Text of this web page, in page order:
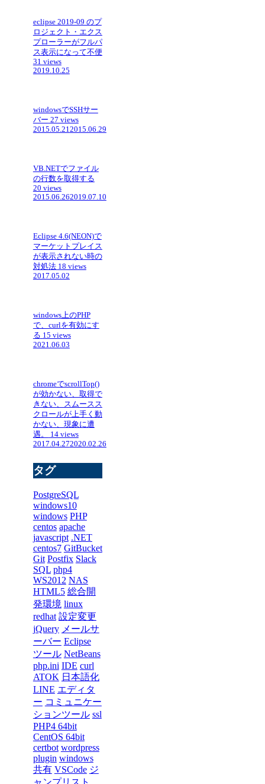
eclipse 2019-09 のプ
ロジェクト・エクス
プローラーがフルパ
ス表示になって不便
31 views
2019.10.25
windowsでSSHサー
バー 27 views
2015.05.212015.06.29
VB.NETでファイル
の行数を取得する
20 views
2015.06.262019.07.10
Eclipse 4.6(NEON)で
マーケットプレイス
が表示されない時の
対処法 18 views
2017.05.02
windows上のPHP
で、curlを有効にす
る 15 views
2021.06.03
chromeでscrollTop()
が効かない、取得で
きない、スムースス
クロールが上手く動
かない、現象に遭
遇。
14 views
2017.04.272020.02.26
タグ
PostgreSQL
windows10
windows PHP
centos apache
javascript .NET
centos7 GitBucket
Git Postfix Slack
SQL php4
WS2012 NAS
HTML5 総合開
発環境 linux
redhat 設定変更
jQuery メールサ
ーバー Eclipse
ツール NetBeans
php.ini IDE curl
ATOK 日本語化
LINE エディタ
ー コミュニケー
ションツール ssl
PHP4 64bit
CentOS 64bit
certbot wordpress
plugin windows
共有 VSCode ジ
ャンプリスト